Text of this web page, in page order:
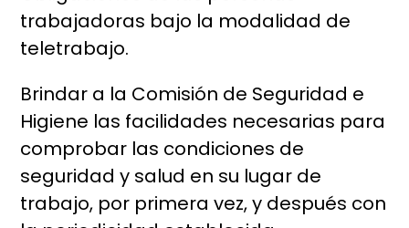
trabajadoras bajo la modalidad de
teletrabajo.
Brindar a la Comisión de Seguridad e
Higiene las facilidades necesarias para
comprobar las condiciones de
seguridad y salud en su lugar de
trabajo, por primera vez, y después con